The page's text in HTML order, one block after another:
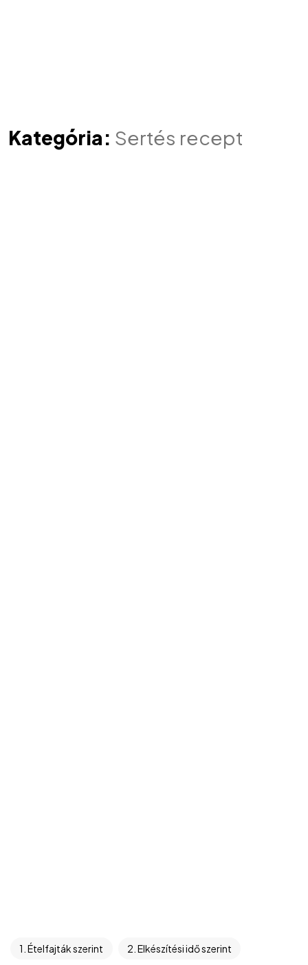
Kategória: Sertés recept
1. Ételfajták szerint 2. Elkészítési idő szerint